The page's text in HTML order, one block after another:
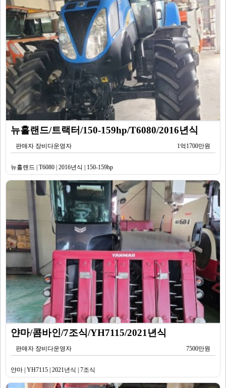
뉴홀랜드/트랙터/150-159hp/T6080/2016년식
판매자 장비다운영자 1억1700만원
뉴홀랜드 | T6080 | 2016년식 | 150-159hp
얀마/콤바인/7조식/YH7115/2021년식
판매자 장비다운영자 7500만원
얀마 | YH7115 | 2021년식 | 7조식